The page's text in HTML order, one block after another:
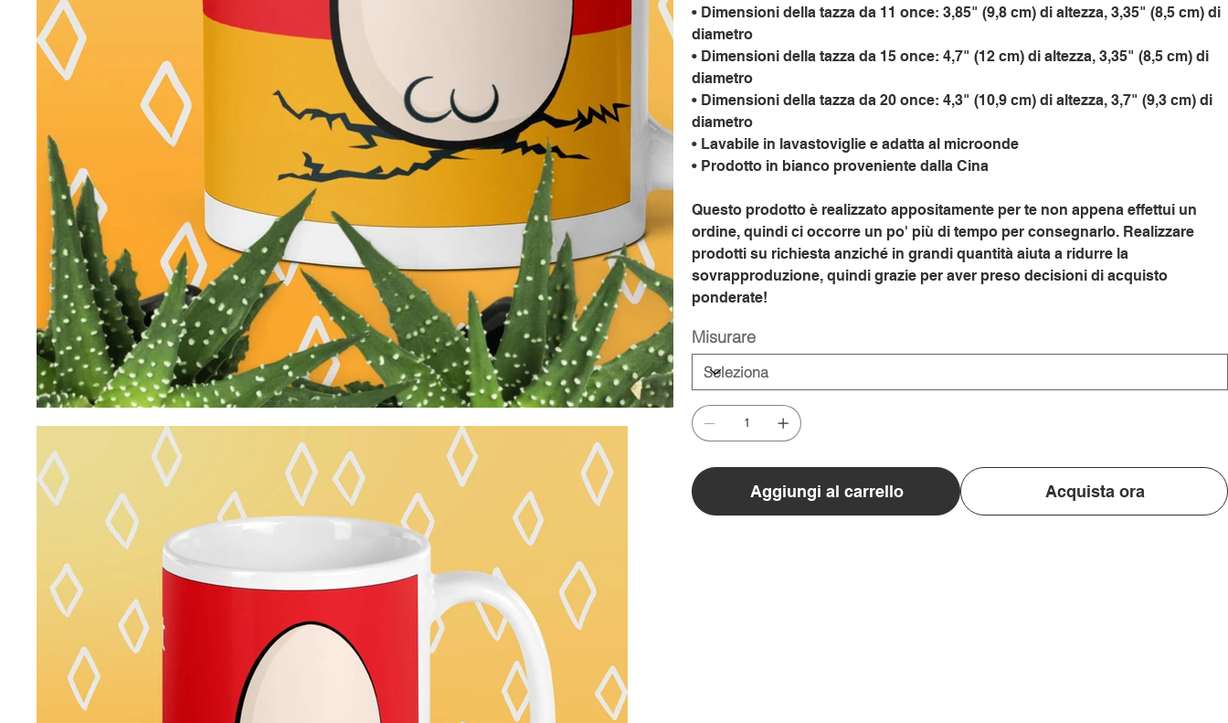
• Dimensioni della tazza da 11 once: 3,85" (9,8 cm) di altezza, 3,35" (8,5 cm) di
diametro
• Dimensioni della tazza da 15 once: 4,7" (12 cm) di altezza, 3,35" (8,5 cm) di
diametro
• Dimensioni della tazza da 20 once: 4,3" (10,9 cm) di altezza, 3,7" (9,3 cm) di
diametro
• Lavabile in lavastoviglie e adatta al microonde
• Prodotto in bianco proveniente dalla Cina
Questo prodotto è realizzato appositamente per te non appena effettui un
ordine, quindi ci occorre un po' più di tempo per consegnarlo. Realizzare
prodotti su richiesta anziché in grandi quantità aiuta a ridurre la
sovrapproduzione, quindi grazie per aver preso decisioni di acquisto
ponderate!
Misurare
Aggiungi al carrello Acquista ora